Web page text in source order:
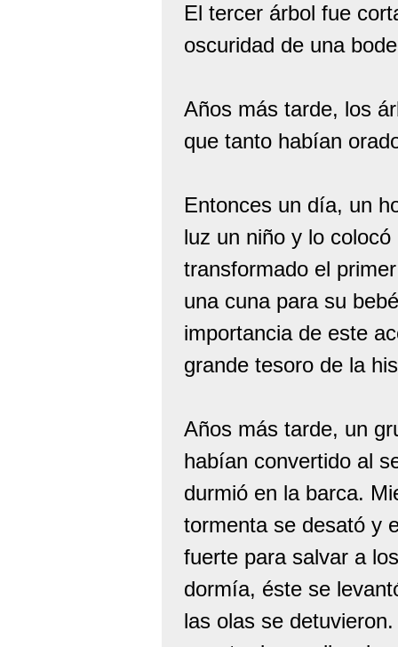
El tercer árbol fue
oscuridad de una
Años más tarde, los
que tanto habían
Entonces un día, un
luz un niño y lo
transformado el
una cuna para su
importancia de este
grande tesoro de la
Años más tarde, un
habían convertido al
durmió en la barca.
tormenta se desató y
fuerte para salvar a
dormía, éste se
las olas se